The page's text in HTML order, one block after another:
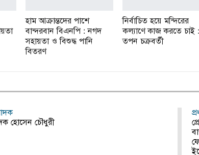
হাম আক্রান্তদের পাশে
বান্দরবান বিএনপি : নগদ
সহায়তা ও বিশুদ্ধ পানি
বিতরণ
নির্বাচিত হয়ে মন্দিরের
কল্যাণে কাজ করতে চাই :
তপন চক্রবর্তী
হোসেন চৌধুরী